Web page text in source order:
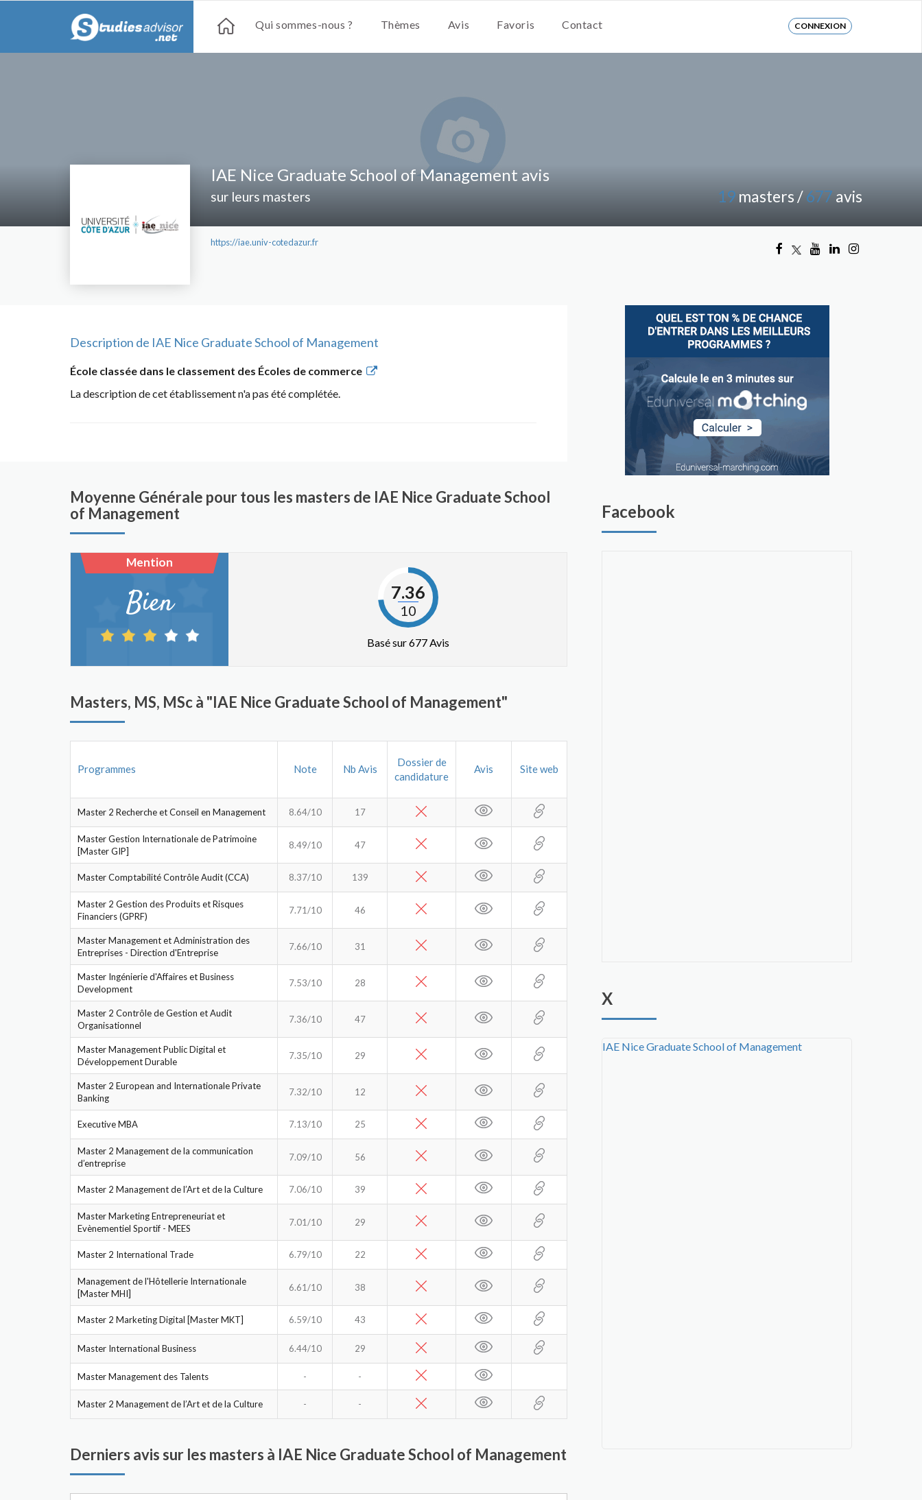
Qui sommes-nous ? Thèmes Avis Favoris Contact CONNEXION
IAE Nice Graduate School of Management avis
sur leurs masters
https://iae.univ-cotedazur.fr
19 masters /677 avis
Description de IAE Nice Graduate School of Management
École classée dans le classement des Écoles de commerce
La description de cet établissement n'a pas été complétée.
Moyenne Générale pour tous les masters de IAE Nice Graduate School
of Management
Mention
Bien 7.36
10
Basé sur 677 Avis
Masters, MS, MSc à "IAE Nice Graduate School of Management"
Programmes Note Nb Avis
Dossier de
candidature
Avis Site web
Master 2 Recherche et Conseil en Management 8.64/10 17
Master Gestion Internationale de Patrimoine
[Master GIP]
8.49/10 47
Master Comptabilité Contrôle Audit (CCA) 8.37/10 139
Master 2 Gestion des Produits et Risques
Financiers (GPRF)
7.71/10 46
Master Management et Administration des
Entreprises - Direction d'Entreprise
7.66/10 31
Master Ingénierie d'Affaires et Business
Development
7.53/10 28
Master 2 Contrôle de Gestion et Audit
Organisationnel
7.36/10 47
Master Management Public Digital et
Développement Durable
7.35/10 29
Master 2 European and Internationale Private
Banking
7.32/10 12
Executive MBA 7.13/10 25
Master 2 Management de la communication
d’entreprise
7.09/10 56
Master 2 Management de l’Art et de la Culture 7.06/10 39
Master Marketing Entrepreneuriat et
Evènementiel Sportif - MEES
7.01/10 29
Master 2 International Trade 6.79/10 22
Management de l'Hôtellerie Internationale
[Master MHI]
6.61/10 38
Master 2 Marketing Digital [Master MKT] 6.59/10 43
Master International Business 6.44/10 29
Master Management des Talents - -
Master 2 Management de l’Art et de la Culture - -
Derniers avis sur les masters à IAE Nice Graduate School of Management
Facebook
X
IAE Nice Graduate School of Management